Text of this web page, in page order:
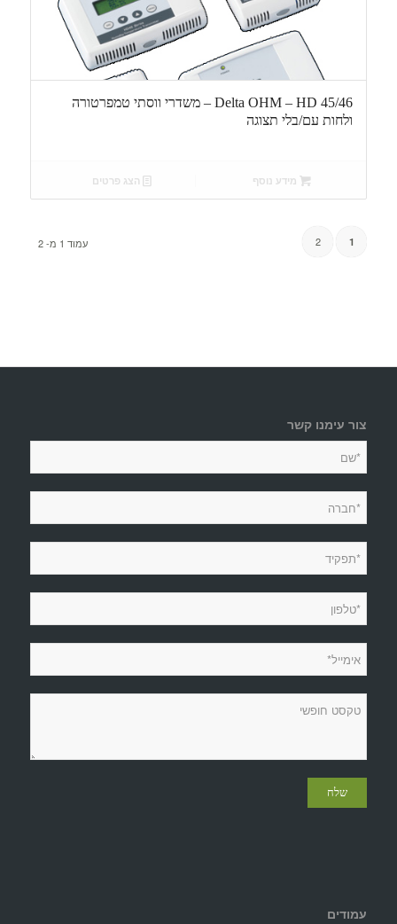
Delta OHM – HD 45/46 – משדרי ווסתי טמפרטורה
ולחות עם/בלי תצוגה
מידע נוסף הצג פרטים
עמוד 1 מ- 2 1
2
צור עימנו קשר
עמודים